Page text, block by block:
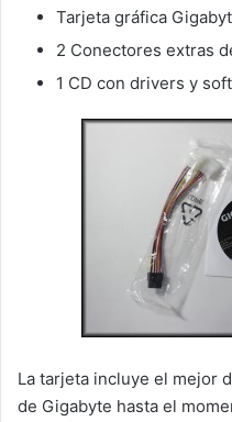
Tarjeta gráfica
2 Conectores extras
1 CD con drivers y
La tarjeta incluye el mejor
de Gigabyte hasta el